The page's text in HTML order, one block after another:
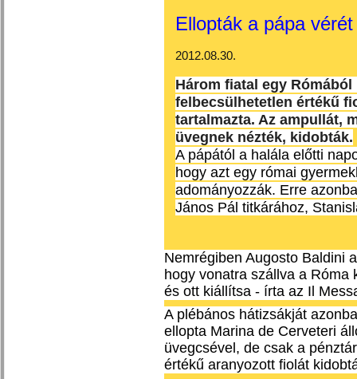
Ellopták a pápa
2012.08.30.
Három fiatal egy
felbecsülhetetlen értékű
tartalmazta. Az ampullát,
üvegnek nézték, kidobták.
A pápától a halála előtti
hogy azt egy római
adományozzák. Erre
János Pál titkárához,
Nemrégiben Augosto Baldini
hogy vonatra szállva a Róma
és ott kiállítsa - írta az Il
A plébános hátizsákját
ellopta Marina de Cerveteri
üvegcsével, de csak a
értékű aranyozott fiolát